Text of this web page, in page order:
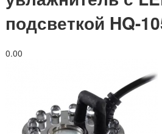
подсветкой HQ-
0.00